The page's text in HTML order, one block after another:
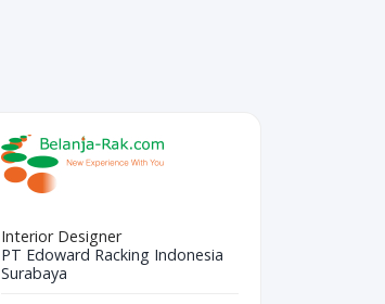
Interior Designer
PT Edoward Racking Indonesia
Surabaya